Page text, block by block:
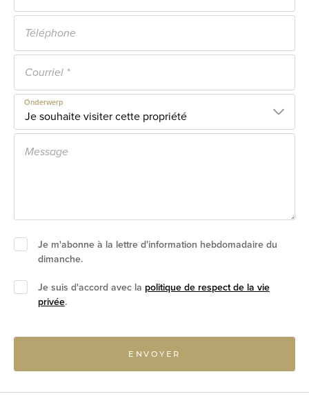
Onderwerp
Je m'abonne à la lettre d'information hebdomadaire du
dimanche.
Je suis d'accord avec la politique de respect de la vie
privée.
ENVOYER